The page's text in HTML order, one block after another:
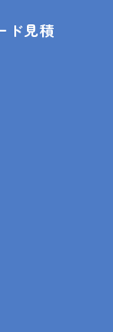
ド見積